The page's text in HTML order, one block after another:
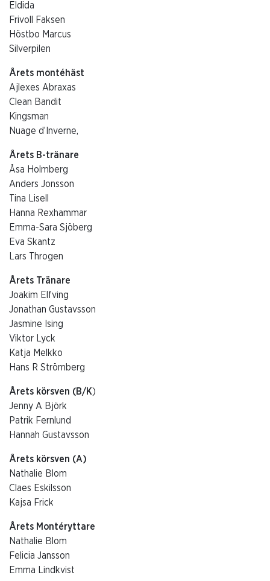
Eldida
Frivoll Faksen
Höstbo Marcus
Silverpilen
Årets montéhäst
Ajlexes Abraxas
Clean Bandit
Kingsman
Nuage d’Inverne,
Årets B-tränare
Åsa Holmberg
Anders Jonsson
Tina Lisell
Hanna Rexhammar
Emma-Sara Sjöberg
Eva Skantz
Lars Throgen
Årets Tränare
Joakim Elfving
Jonathan Gustavsson
Jasmine Ising
Viktor Lyck
Katja Melkko
Hans R Strömberg
Årets körsven (B/K)
Jenny A Björk
Patrik Fernlund
Hannah Gustavsson
Årets körsven (A)
Nathalie Blom
Claes Eskilsson
Kajsa Frick
Årets Montéryttare
Nathalie Blom
Felicia Jansson
Emma Lindkvist